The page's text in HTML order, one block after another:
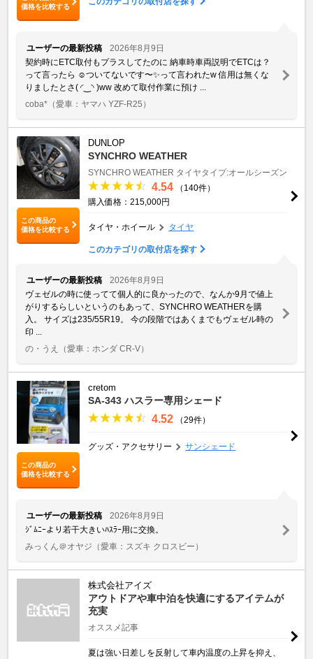
価格を比較する
ユーザーの最新投稿
2026年8月9日
契約時にETC取付もプラスしてたのに 納車時車両説明でETCは？
って言ったら ☺️ついてないです〜✨って言われたw 信用は無くな
りましたとさ(⁠ ⁠◜⁠‿⁠◝⁠ ⁠)⁠ww 改めて取付作業に預け ...
coba* （愛車：ヤマハ YZF-R25）
この商品の
価格を比較する
DUNLOP
SYNCHRO WEATHER
SYNCHRO WEATHER タイヤタイプ:オールシーズン
4.54
（140件）
購入価格：215,000円
タイヤ・ホイール タイヤ
このカテゴリの取付店を探す
ユーザーの最新投稿
2026年8月9日
ヴェゼルの時に使ってて個人的に良かったので、なんか9月で値上
がりするらしいというのもあって、SYNCHRO WEATHERを購
入。 サイズは235/55R19。 今の段階ではあくまでもヴェゼル時の
印 ...
の・うえ
（愛車：ホンダ CR-V）
この商品の
価格を比較する
cretom
SA-343 ハスラー専用シェード
4.52 （29件）
グッズ・アクセサリー サンシェード
ユーザーの最新投稿
2026年8月9日
ｼﾞﾑﾆｰより若干大きいﾊｽﾗｰ用に交換。
みっくん＠オヤジ （愛車：スズキ クロスビー）
株式会社アイズ
アウトドアや車中泊を快適にするアイテムが
充実
オススメ記事
夏は強い日差しを反射して車内温度の上昇を抑え、